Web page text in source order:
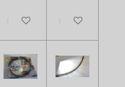
In den Warenkorb
In den